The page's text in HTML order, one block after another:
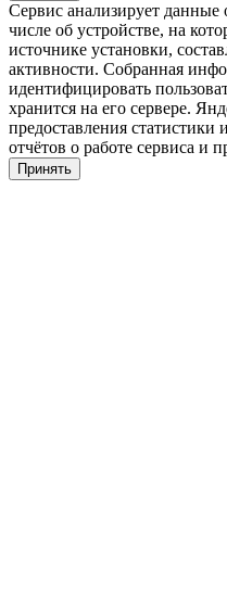
Сервис анализирует данные
числе об устройстве, на
источнике установки,
активности. Собранная
идентифицировать
хранится на его сервере.
предоставления статистики
отчётов о работе сервиса и
Принять